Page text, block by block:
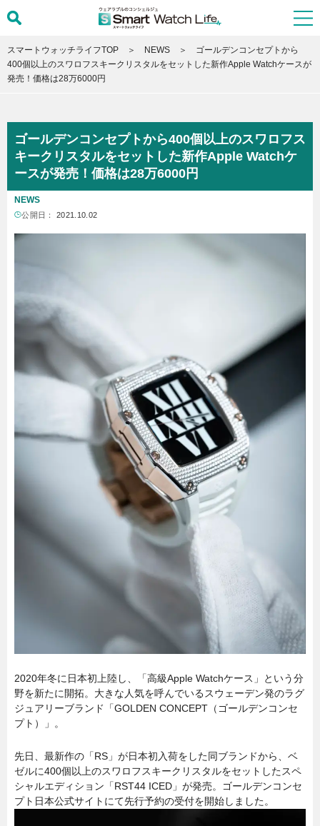
スマートウォッチライフTOP NEWS
ゴールデンコンセプトから
400個以上のスワロフスキークリスタルをセットした新作Apple Watchケースが
発売！価格は28万6000円
ゴールデンコンセプトから400個以上のスワロフス
キークリスタルをセットした新作Apple Watchケ
ースが発売！価格は28万6000円
NEWS
公開日： 2021.10.02
2020年冬に日本初上陸し、「高級Apple Watchケース」という分
野を新たに開拓。大きな人気を呼んでいるスウェーデン発のラグ
ジュアリーブランド「GOLDEN CONCEPT（ゴールデンコンセ
プト）」。
先日、最新作の「RS」が日本初入荷をした同ブランドから、ベ
ゼルに400個以上のスワロフスキークリスタルをセットしたスペ
シャルエディション「RST44 ICED」が発売。ゴールデンコンセ
プト日本公式サイトにて先行予約の受付を開始しました。